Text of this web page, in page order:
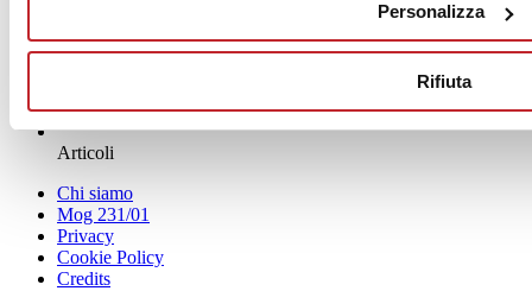
Personalizza
Rifiuta
aziende
Articoli
Chi siamo
Mog 231/01
Privacy
Cookie Policy
Credits